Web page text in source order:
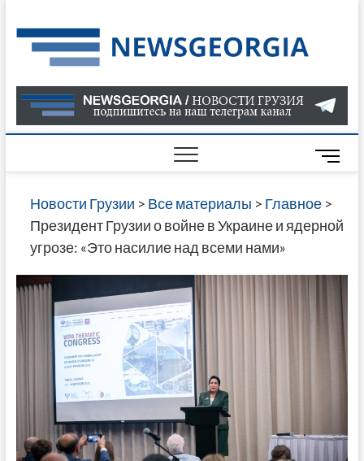
to
content
О
В
ГРУЗИИ
САЙТЕ
M
e
n
u
Новости Грузии > Все материалы > Главное>
Президент Грузии о войне в Украине и ядерной
угрозе: «Это насилие над всеми нами»